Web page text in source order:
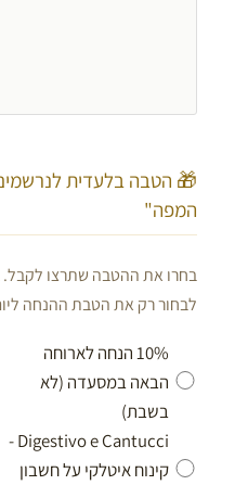
🎁 הטבה בלעדית
המפה"
בחרו את ההטבה שתרצו לקבל.
לבחור רק את הטבת ההנחה
10% הנחה לארוחה
הבאה במסעדה (לא
בשבת)
Digestivo e Cantucci -
קינוח איטלקי על חשבון